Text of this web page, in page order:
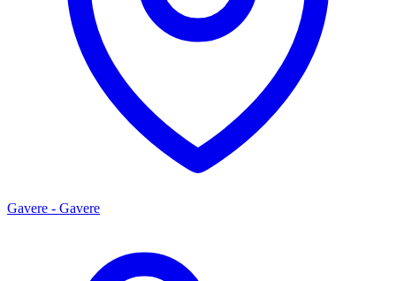
Gavere - Gavere